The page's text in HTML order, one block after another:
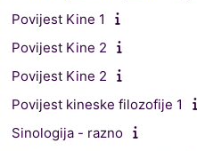
Povijest Kine 1
Povijest Kine 2
Povijest Kine 2
Povijest kineske filozofije 1
Sinologija - razno